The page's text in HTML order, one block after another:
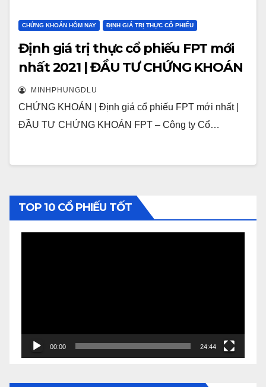
CHỨNG KHOÁN HÔM NAY ĐỊNH GIÁ TRỊ THỰC CỔ PHIẾU
Định giá trị thực cổ phiếu FPT mới
nhất 2021 | ĐẦU TƯ CHỨNG KHOÁN
MINHPHUNGDLU
CHỨNG KHOÁN | Định giá cổ phiếu FPT mới nhất |
ĐẦU TƯ CHỨNG KHOÁN FPT – Công ty Cổ…
TOP 10 CỔ PHIẾU TỐT
00:00 24:44